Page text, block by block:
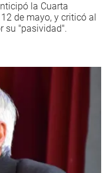
la Cuarta
de mayo, y criticó al
su "pasividad".